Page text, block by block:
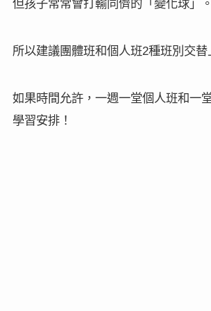
所以建議團體班和個人班2種班別交替
如果時間允許，一週一堂個人班和一
學習安排！